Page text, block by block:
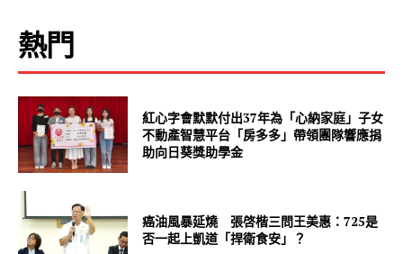
熱門
紅心字會默默付出37年為「心納家庭」子女
不動產智慧平台「房多多」帶領團隊響應捐
助向日葵獎助學金
癌油風暴延燒 張啓楷三問王美惠：725是
否一起上凱道「捍衛食安」？